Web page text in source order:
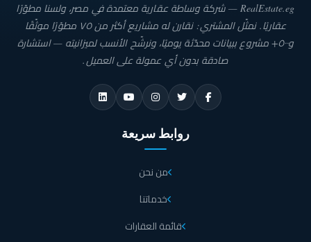
RealEstate.eg — شركة وساطة عقارية معتمدة في مصر، ولسنا مطوّرًا
عقاريًا. نمثّل المشتري: نقارن له مشاريع أكثر من ٧٥ مطوّرًا موثّقًا
و٥٠٠+ مشروع ببيانات محدّثة يوميًا، ونرشّح الأنسب لميزانيته — استشارة
صادقة بدون أي عمولة على العميل.
روابط سريعة
من نحن
خدماتنا
قائمة العقارات